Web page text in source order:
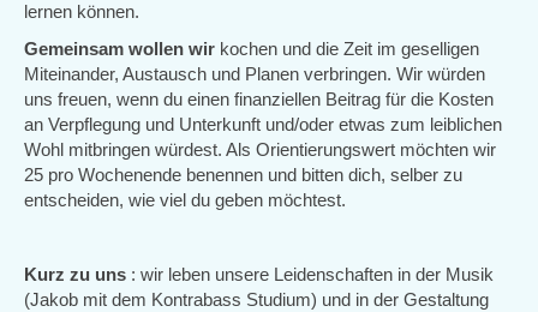
lernen können.
Gemeinsam wollen wir kochen und die Zeit im geselligen
Miteinander, Austausch und Planen verbringen. Wir würden
uns freuen, wenn du einen finanziellen Beitrag für die Kosten
an Verpflegung und Unterkunft und/oder etwas zum leiblichen
Wohl mitbringen würdest. Als Orientierungswert möchten wir
25 pro Wochenende benennen und bitten dich, selber zu
entscheiden, wie viel du geben möchtest.
Kurz zu uns : wir leben unsere Leidenschaften in der Musik
(Jakob mit dem Kontrabass Studium) und in der Gestaltung